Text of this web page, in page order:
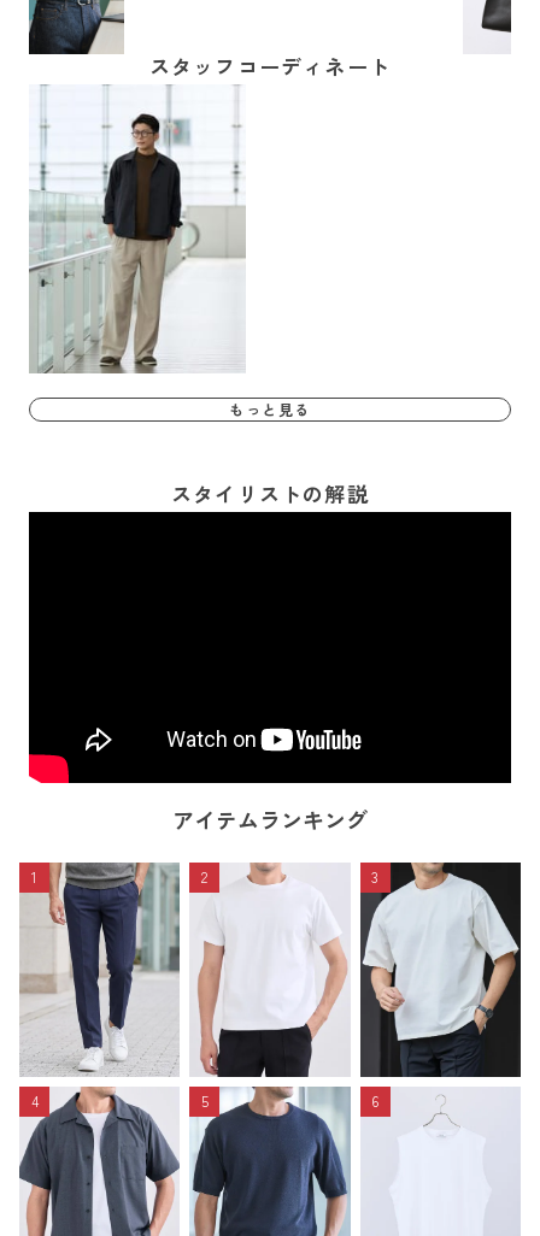
スタッフコーディネート
もっと見る
スタイリストの解説
アイテムランキング
1 2 3
4 5 6